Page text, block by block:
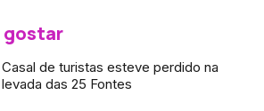
gostar
Casal de turistas esteve perdido na
levada das 25 Fontes